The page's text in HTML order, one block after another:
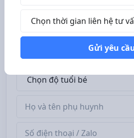
Trao đổi trực tiếp với đội ngũ
Trường mầm non Vườn Tuổi
Hoàng Liệtvề các vấn đề mà
chương trình học, học phí, chế độ
Độ tuổi bé
Gửi yêu